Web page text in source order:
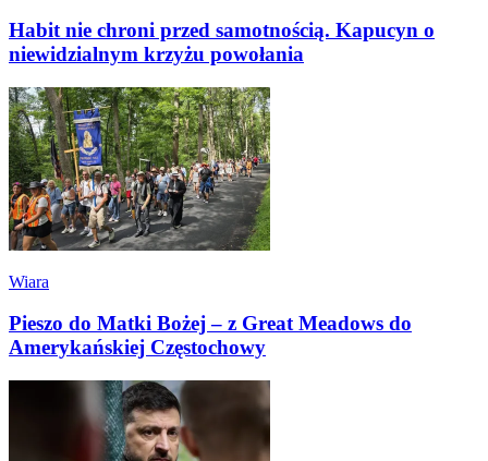
Habit nie chroni przed samotnością. Kapucyn o
niewidzialnym krzyżu powołania
Wiara
Pieszo do Matki Bożej – z Great Meadows do
Amerykańskiej Częstochowy